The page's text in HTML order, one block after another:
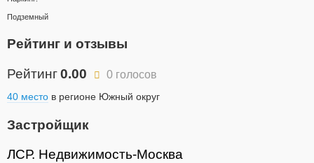
Подземный
Рейтинг и отзывы
Рейтинг0.00 0 голосов
40 место в регионе Южный округ
Застройщик
ЛСР. Недвижимость-Москва